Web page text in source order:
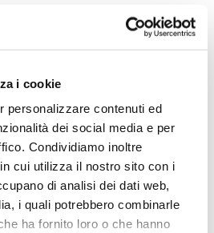
i cookie
personalizzare contenuti ed
dei social media e per
Condividiamo inoltre
cui utilizza il nostro sito con i
di analisi dei dati web,
i quali potrebbero combinarle
ha fornito loro o che hanno